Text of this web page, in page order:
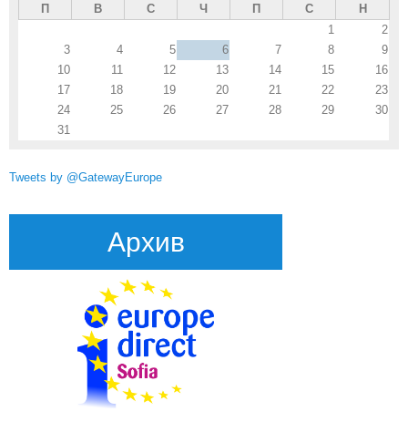
П В С Ч П С
Н
1
2
3
4 5 6 7 8
9
10
11 12 13 14 15
16
17
18 19 20 21 22
23
24
25 26 27 28 29
30
31
Tweets by @GatewayEurope
Архив